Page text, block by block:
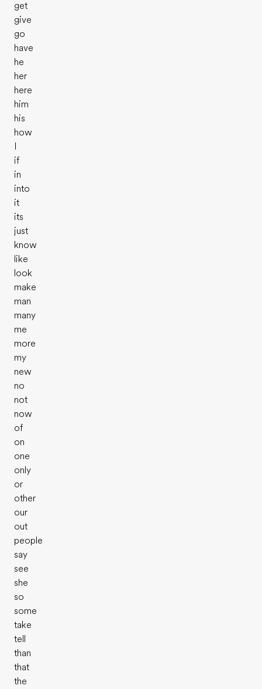
get
give
go
have
he
her
here
him
his
how
if
in
into
it
its
just
know
like
look
make
man
many
me
more
my
new
no
not
now
of
on
one
only
or
other
our
out
people
say
see
she
so
some
take
tell
than
that
the